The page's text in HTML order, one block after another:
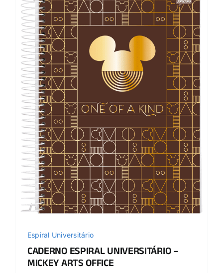
Espiral Universitário
CADERNO ESPIRAL UNIVERSITÁRIO –
MICKEY ARTS OFFICE